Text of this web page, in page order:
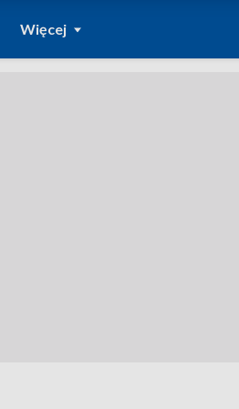
Więcej